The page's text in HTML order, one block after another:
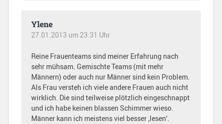
Ylene
27.01.2013 um 23:31 Uhr
Reine Frauenteams sind meiner Erfahrung nach
sehr mühsam. Gemischte Teams (mit mehr
Männern) oder auch nur Männer sind kein Problem.
Als Frau versteh ich viele andere Frauen auch nicht
wirklich. Die sind teilweise plötzlich eingeschnappt
und ich habe keinen blassen Schimmer wieso.
Männer kann ich meistens viel besser ‚lesen‘.